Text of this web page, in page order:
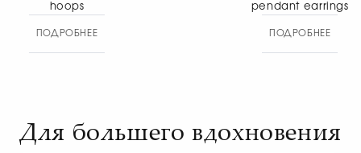
pendant earrings
Для большего вдохновения